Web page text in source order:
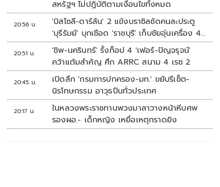
สหรัฐฯ ไม่ปฏิบัติตามเงื่อนไขทั้งหมด
20:56 น.
'บิสโซลี-ดาร์ลัน' 2 แข้งบราซิลซัดคนละประตู
'บุรีรัมย์' บุกเชือด 'ราชบุรี' เก็บชัยอุ่นเครื่อง 4
นัดรวด
20:51 น.
'ชิพ-นครินทร์' รั้งท็อป 4 'เฟอร์-ปัญจรุจน์'
คว้าแต้มสำคัญ ศึก ARRC สนาม 4 เรซ 2
20:45 น.
เปิดลึก 'กรมการปกครอง-มท.' ขยับรีเซ็ต-
นิรโทษกรรม อาวุธปืนทั่วประเทศ
20:17 น.
ในหลวงพระราชทานพวงมาลาวางหน้าหีบศพ
รองผอ.- เด็กหญิง เหยื่อเหตุกราดยิง